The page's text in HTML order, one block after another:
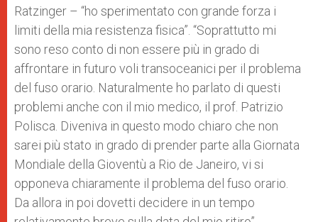
Ratzinger – “ho sperimentato con grande forza i
limiti della mia resistenza fisica”. “Soprattutto mi
sono reso conto di non essere più in grado di
affrontare in futuro voli transoceanici per il problema
del fuso orario. Naturalmente ho parlato di questi
problemi anche con il mio medico, il prof. Patrizio
Polisca. Diveniva in questo modo chiaro che non
sarei più stato in grado di prender parte alla Giornata
Mondiale della Gioventù a Rio de Janeiro, vi si
opponeva chiaramente il problema del fuso orario.
Da allora in poi dovetti decidere in un tempo